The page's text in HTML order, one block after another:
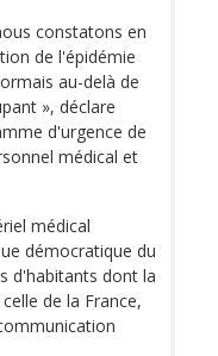
constatons en
de l'épidémie
au-delà de
», déclare
d'urgence de
médical et
médical
démocratique du
d'habitants dont la
de la France,